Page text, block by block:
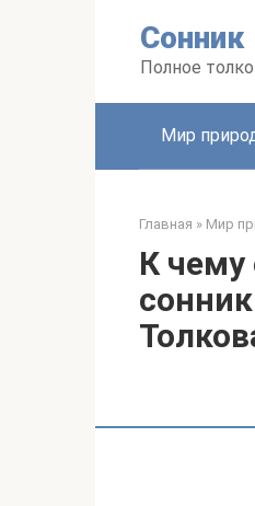
Сонник
Полное
Мир
Главная » Мир
К чему